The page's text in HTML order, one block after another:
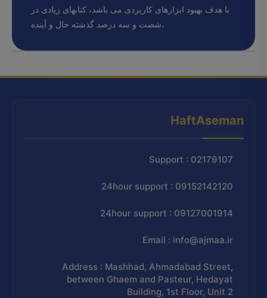
با هدف بهبود ابزارهای کاربردی می باشد، کتابهای زیادی در
شصت و سه درصد گذشته حال و آینده،
HaftAseman
Support : 02179107
24hour support : 09152142120
24hour support : 09127001914
Email : info@ajmaa.ir
Address : Mashhad, Ahmadabad Street,
between Ghaem and Pasteur, Hedayat
Building, 1st Floor, Unit 2